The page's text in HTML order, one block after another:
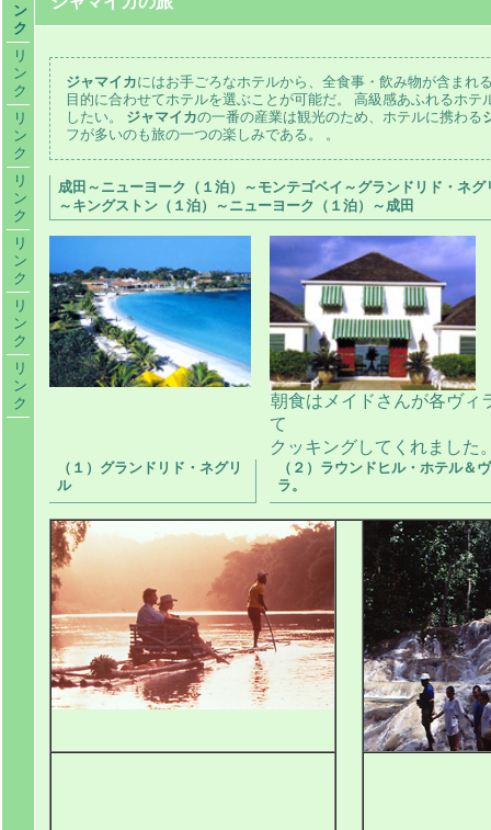
ン
ク
リ
ン
ク
リ
ン
ク
リ
ン
ク
リ
ン
ク
リ
ン
ク
リ
ン
ク
ジャマイカにはお手ごろなホテルから、全食事・飲み物が含まれ
目的に合わせてホテルを選ぶことが可能だ。 高級感あふれるホ
したい。 ジャマイカの一番の産業は観光のため、ホテルに携わる
フが多いのも旅の一つの楽しみである。
。
成田～ニューヨーク（１泊）～モンテゴベイ～グランドリド・ネ
～キングストン（１泊）～ニューヨーク（１泊）～成田
朝食はメイドさんが各ヴィ
て
クッキングしてくれました
（１）グランドリド・ネグリ
ル
（２）ラウンドヒル・ホテル＆
ラ。